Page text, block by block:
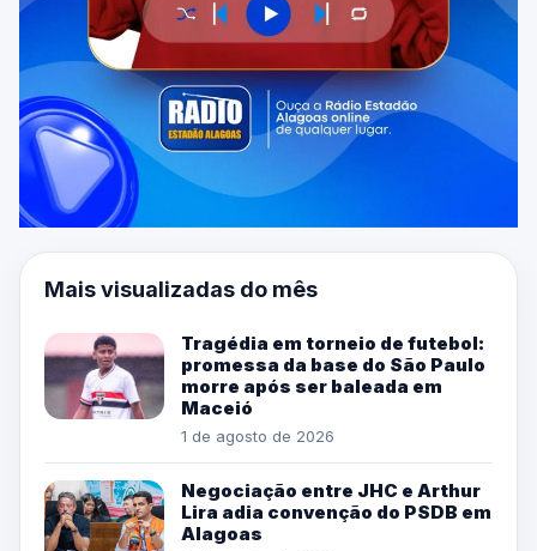
Mais visualizadas do mês
Tragédia em torneio de futebol:
promessa da base do São Paulo
morre após ser baleada em
Maceió
1 de agosto de 2026
Negociação entre JHC e Arthur
Lira adia convenção do PSDB em
Alagoas